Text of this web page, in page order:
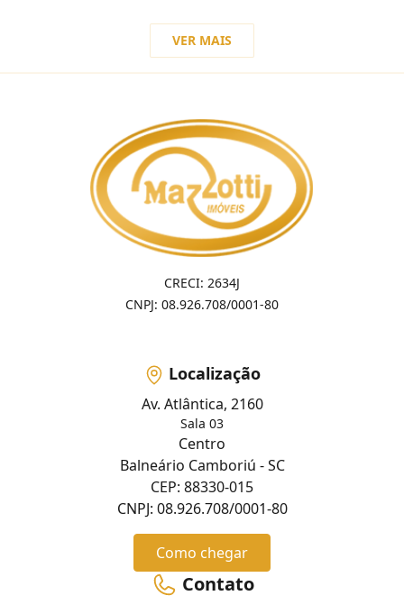
VER MAIS
CRECI: 2634J
CNPJ: 08.926.708/0001-80
Localização
Av. Atlântica, 2160
Sala 03
Centro
Balneário Camboriú - SC
CEP: 88330-015
CNPJ: 08.926.708/0001-80
Como chegar
Contato